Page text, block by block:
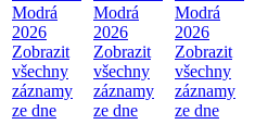
Modrá
2026
Zobrazit
všechny
záznamy
ze dne
Modrá
2026
Zobrazit
všechny
záznamy
ze dne
Modrá
2026
Zobrazit
všechny
záznamy
ze dne